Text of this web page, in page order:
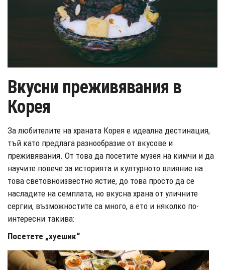
Вкусни преживявания в
Корея
За любителите на храната Корея е идеална дестинация,
тъй като предлага разнообразие от вкусове и
преживявания. От това да посетите музея на кимчи и да
научите повече за историята и културното влияние на
това световноизвестно ястие, до това просто да се
насладите на семплата, но вкусна храна от уличните
сергии, възможностите са много, а ето и няколко по-
интересни такива:
Посетете „хуешик“